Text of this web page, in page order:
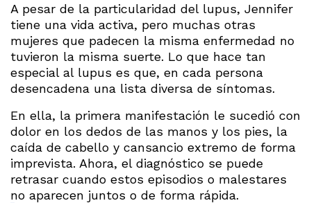
A pesar de la particularidad del lupus, Jennifer
tiene una vida activa, pero muchas otras
mujeres que padecen la misma enfermedad no
tuvieron la misma suerte. Lo que hace tan
especial al lupus es que, en cada persona
desencadena una lista diversa de síntomas.
En ella, la primera manifestación le sucedió con
dolor en los dedos de las manos y los pies, la
caída de cabello y cansancio extremo de forma
imprevista. Ahora, el diagnóstico se puede
retrasar cuando estos episodios o malestares
no aparecen juntos o de forma rápida.